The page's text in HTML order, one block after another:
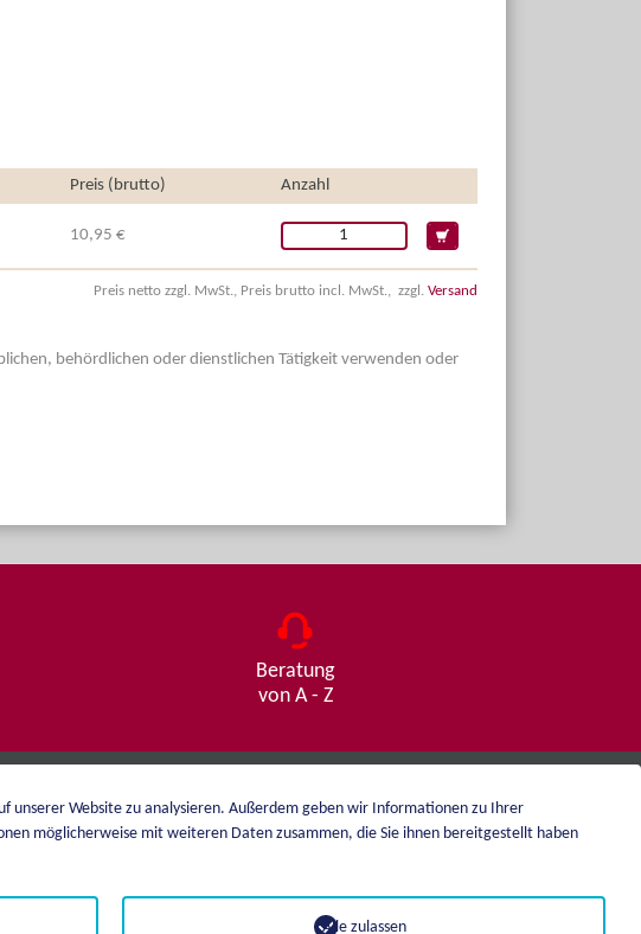
Preis (brutto) Anzahl
10,95 €
Preis netto zzgl. MwSt., Preis brutto incl. MwSt., zzgl. Versand
behördlichen oder dienstlichen Tätigkeit verwenden oder
Beratung
von A - Z
Impressum
unserer Website zu analysieren. Außerdem geben wir Informationen zu Ihrer
möglicherweise mit weiteren Daten zusammen, die Sie ihnen bereitgestellt haben
Alle zulassen